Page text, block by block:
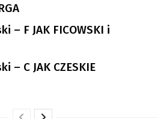
– F JAK FICOWSKI i
– C JAK CZESKIE